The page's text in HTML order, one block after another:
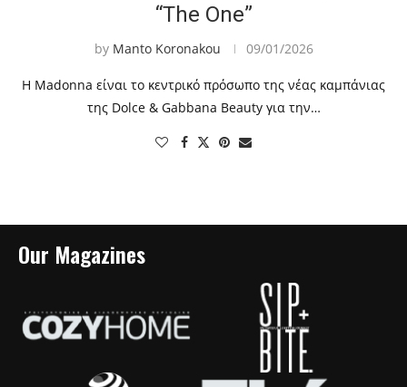
“The One”
by Manto Koronakou 09/01/2026
Η Madonna είναι το κεντρικό πρόσωπο της νέας καμπάνιας
της Dolce & Gabbana Beauty για την…
Our Magazines